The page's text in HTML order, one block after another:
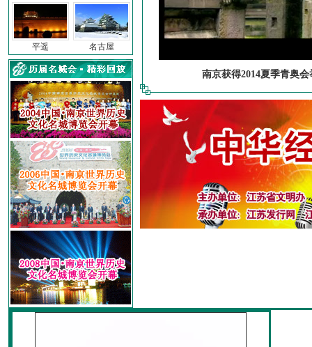
平遥 名古屋
南京获得2014夏季青奥会